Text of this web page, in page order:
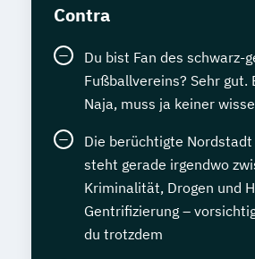
Contra
Du bist Fan des schwarz-
Fußballvereins? Sehr gut.
Naja, muss ja keiner
Die berüchtigte
steht gerade irgendwo
Kriminalität, Drogen und
Gentrifizierung –
du trotzdem